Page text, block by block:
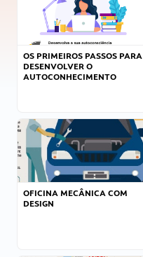
OS PRIMEIROS PASSOS PARA
DESENVOLVER O
AUTOCONHECIMENTO
OFICINA MECÂNICA COM
DESIGN